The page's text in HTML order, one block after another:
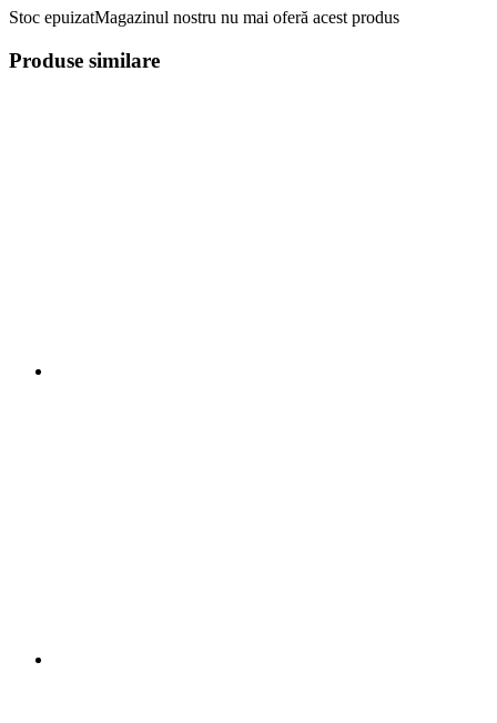
Stoc epuizatMagazinul nostru nu mai oferă acest produs
Produse similare